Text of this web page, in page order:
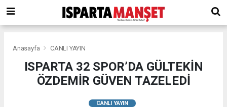
Anasayfa CANLI YAYIN
ISPARTA 32 SPOR’DA GÜLTEKİN
ÖZDEMİR GÜVEN TAZELEDİ
CANLI YAYIN